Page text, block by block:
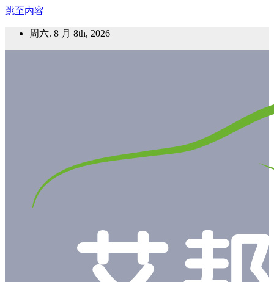
跳至内容
周六. 8 月 8th, 2026